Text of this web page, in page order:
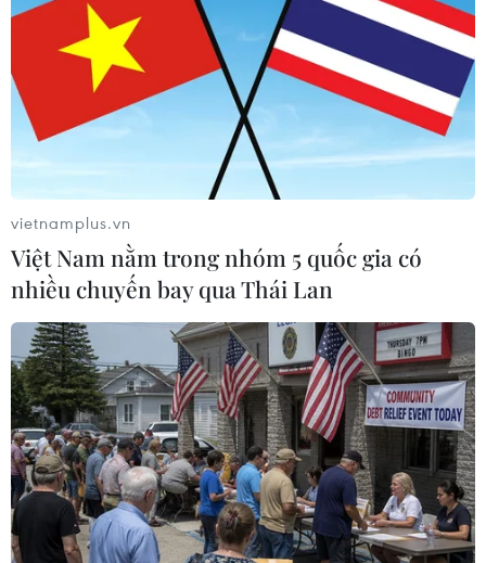
TIN LIÊN QUAN
Hơn 70 người chết tại Yemen do chiến
dịch quân sự của Houthi nhằm vào Israel
16/08/2024 05:31
vietnamplus.vn
Việt Nam nằm trong nhóm 5 quốc gia có
nhiều chuyến bay qua Thái Lan